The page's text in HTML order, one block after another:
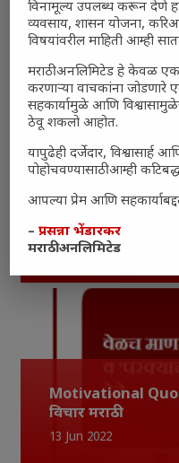
Motivational
8 Apr at 12:48 PM
Motivational
15 Jun 2022
Motivational
विचार मराठी
13 Jun 2022
विनामूल्य उपलब्ध करून देणे हा
व्यवसाय, शासन योजना,
विषयांवरील माहिती आम्ही
मराठी अनलिमिटेड हे केवळ
करणाऱ्या वाचकांना
सहकार्यामुळे आणि
ठेवू शकलो आहोत.
यापुढेही दर्जेदार, विश्वासार्ह
पोहोचवण्यासाठी आम्ही
आपल्या प्रेम आणि
–प्रसन्ना भेंडारकर
मराठी अनलिमिटेड